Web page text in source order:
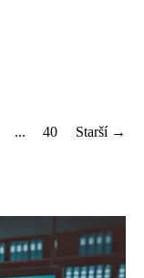
... 40 Starší →